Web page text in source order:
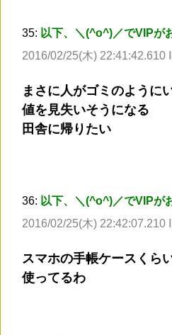
35: 以下、＼(^o^)／でVIPが
2016/02/25(木) 22:41:42.610
まさに人がゴミのように
値を見失いそうになる
田舎に帰りたい
36: 以下、＼(^o^)／でVIPが
2016/02/25(木) 22:42:07.210
スマホの手帳ケースくら
使ってるわ